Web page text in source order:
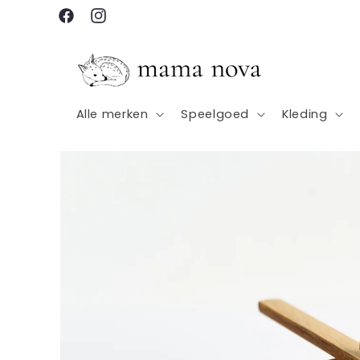
Meteen
naar deFacebookInstagram
Alle merken Speelgoed Kleding